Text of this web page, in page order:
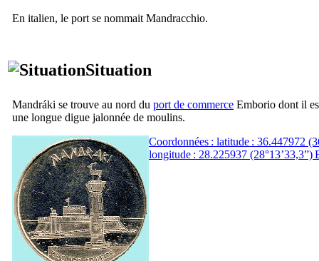
En italien, le port se nommait Mandracchio.
Situation
Mandráki se trouve au nord du port de commerce Emborio dont il
une longue digue jalonnée de moulins.
Coordonnées : latitude : 36.447972
longitude : 28.225937 (28°13’33,3”)